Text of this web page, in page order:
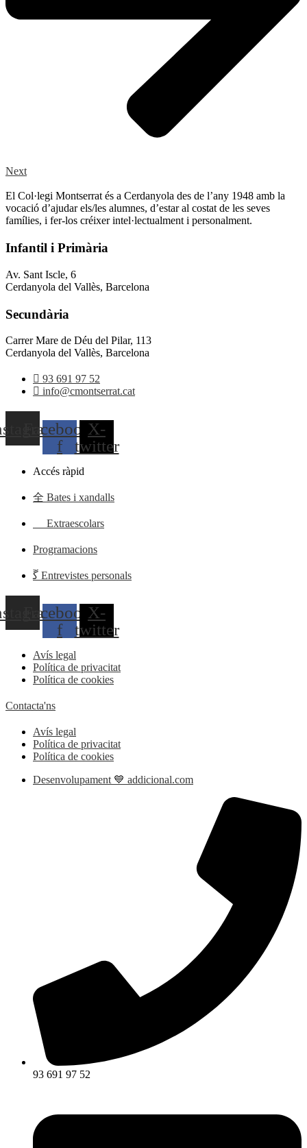
Next
El Col·legi Montserrat és a Cerdanyola des de l’any 1948 amb la
vocació d’ajudar els/les alumnes, d’estar al costat de les seves
famílies, i fer-los créixer intel·lectualment i personalment.
Infantil i Primària
Av. Sant Iscle, 6
Cerdanyola del Vallès, Barcelona
Secundària
Carrer Mare de Déu del Pilar, 113
Cerdanyola del Vallès, Barcelona
93 691 97 52
info@cmontserrat.cat
Facebook-
f
X-
twitter
Accés ràpid
Bates i xandalls
Extraescolars
Programacions
Entrevistes personals
Facebook-
f
X-
twitter
Avís legal
Política de privacitat
Política de cookies
Contacta'ns
Avís legal
Política de privacitat
Política de cookies
Desenvolupament 💙 addicional.com
93 691 97 52